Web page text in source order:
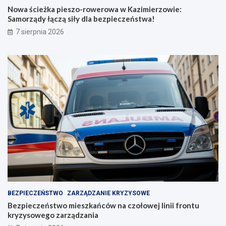
r
o
w
a
K
a
z
i
m
e
r
z
o
w
e
:
S
m
o
c
ó
w
n
c
z
o
ł
o
w
e
l
i
n
i
f
r
n
t
Nowa ścieżka pieszo-rowerowa w Kazimierzowie:
Samorządy łączą siły dla bezpieczeństwa!
7 sierpnia 2026
BEZPIECZEŃSTWO ZARZĄDZANIE KRYZYSOWE
Bezpieczeństwo mieszkańców na czołowej linii frontu
kryzysowego zarządzania